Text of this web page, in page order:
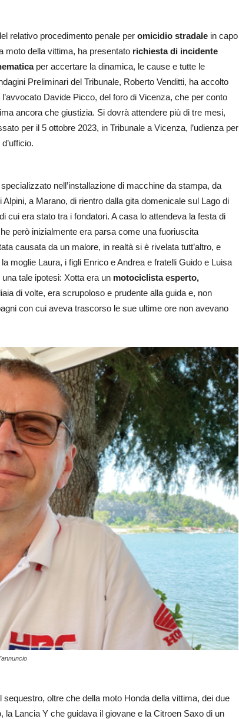
relativo procedimento penale per omicidio stradale in capo
moto della vittima, ha presentato richiesta di incidente
per accertare la dinamica, le cause e tutte le
Preliminari del Tribunale, Roberto Venditti, ha accolto
Davide Picco, del foro di Vicenza, che per conto
ancora che giustizia. Si dovrà attendere più di tre mesi,
per il 5 ottobre 2023, in Tribunale a Vicenza, l’udienza per
nell’installazione di macchine da stampa, da
a Marano, di rientro dalla gita domenicale sul Lago di
cui era stato tra i fondatori. A casa lo attendeva la festa di
però inizialmente era parsa come una fuoriuscita
causata da un malore, in realtà si è rivelata tutt’altro, e
moglie Laura, i figli Enrico e Andrea e fratelli Guido e Luisa
tale ipotesi: Xotta era un motociclista esperto,
di volte, era scrupoloso e prudente alla guida e, non
con cui aveva trascorso le sue ultime ore non avevano
sequestro, oltre che della moto Honda della vittima, dei due
la Lancia Y che guidava il giovane e la Citroen Saxo di un